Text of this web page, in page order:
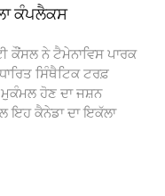
ਕੰਪਲੈਕਸ
ਕੌਂਸਲ ਨੇ ਟੈਮੇਨਾਵਿਸ ਪਾਰਕ
ਸਿੰਥੈਟਿਕ ਟਰਫ਼
ਮੁਕੰਮਲ ਹੋਣ ਦਾ ਜਸ਼ਨ
ਇਹ ਕੈਨੇਡਾ ਦਾ ਇਕੱਲਾ